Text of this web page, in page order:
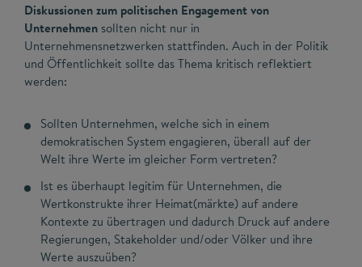
Diskussionen zum politischen Engagement von
Unternehmen sollten nicht nur in
Unternehmensnetzwerken stattfinden. Auch in der Politik
und Öffentlichkeit sollte das Thema kritisch reflektiert
werden:
Sollten Unternehmen, welche sich in einem
demokratischen System engagieren, überall auf der
Welt ihre Werte im gleicher Form vertreten?
Ist es überhaupt legitim für Unternehmen, die
Wertkonstrukte ihrer Heimat(märkte) auf andere
Kontexte zu übertragen und dadurch Druck auf andere
Regierungen, Stakeholder und/oder Völker und ihre
Werte auszuüben?